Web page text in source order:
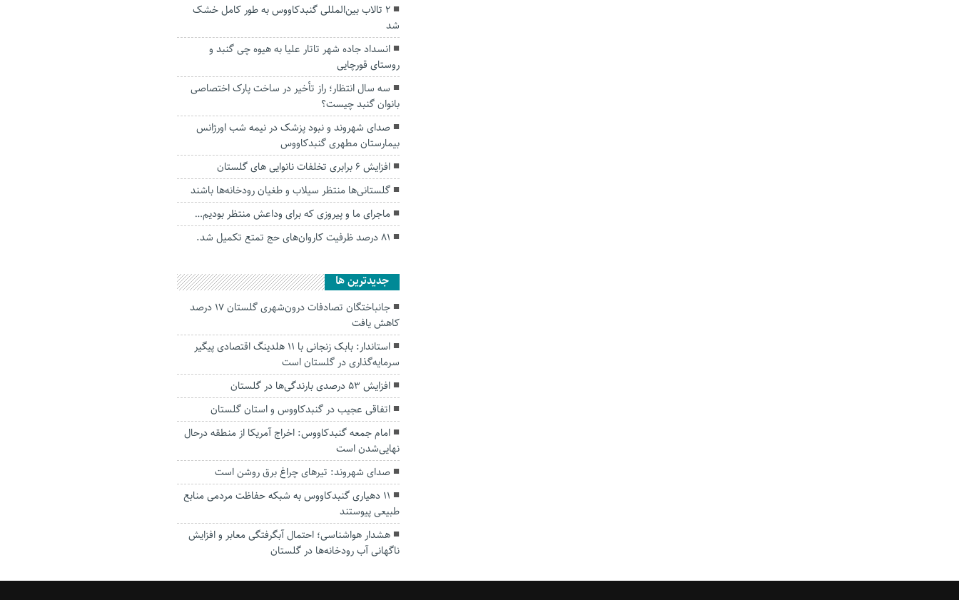
۲ تالاب بین‌المللی گنبدکاووس به طور کامل خشک
شد
انسداد جاده شهر تاتار علیا به هیوه چی گنبد و
روستای قورچایی
سه سال انتظار؛ راز تأخیر در ساخت پارک اختصاصی
بانوان گنبد چیست؟
صدای شهروند و نبود پزشک در نیمه شب اورژانس
بیمارستان مطهری گنبدکاووس
افزایش ۶ برابری تخلفات نانوایی های گلستان
گلستانی‌ها منتظر سیلاب و طغیان رودخانه‌ها باشند
ماجرای ما و پیروزی که برای وداعش منتظر بودیم…
۸۱ درصد ظرفیت کاروان‌های حج تمتع تکمیل شد.
جديدترين ها
جانباختگان تصادفات درون‌شهری گلستان ۱۷ درصد
کاهش یافت
استاندار: بابک زنجانی با ۱۱ هلدینگ اقتصادی پیگیر
سرمایه‌گذاری در گلستان است
افزایش ۵۳ درصدی بارندگی‌ها در گلستان
اتفاقی عجیب در‌ گنبدکاووس و استان گلستان
امام جمعه گنبدکاووس: اخراج آمریکا از منطقه درحال
نهایی‌شدن است
صدای شهروند: تیرهای چراغ برق روشن است
۱۱ دهیاری گنبدکاووس به شبکه حفاظت مردمی منابع
طبیعی پیوستند
هشدار هواشناسی؛ احتمال آبگرفتگی معابر و افزایش
ناگهانی آب رودخانه‌ها در گلستان